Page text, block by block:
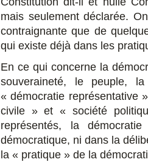
mais seulement déclarée.
contraignante que de
qui existe déjà dans les
En ce qui concerne la
souveraineté, le peuple,
« démocratie représentative
civile » et « société
représentés, la
démocratique, ni dans la
la « pratique » de la